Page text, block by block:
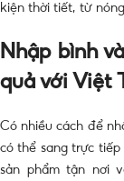
kiện thời tiết, từ
Nhập bình
quả với Việt
Có nhiều cách để
có thể sang trực
sản phẩm tận nơi